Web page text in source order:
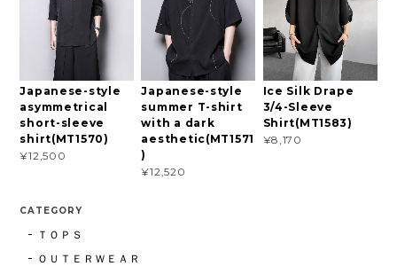
Japanese-style
asymmetrical
short-sleeve
shirt(MT1570)
¥12,500
Japanese-style
summer T-shirt
with a dark
aesthetic(MT1571
)
¥12,520
Ice Silk Drape
3/4-Sleeve
Shirt(MT1583)
¥8,170
CATEGORY
ＴＯＰＳ
ＯＵＴＥＲＷＥＡＲ